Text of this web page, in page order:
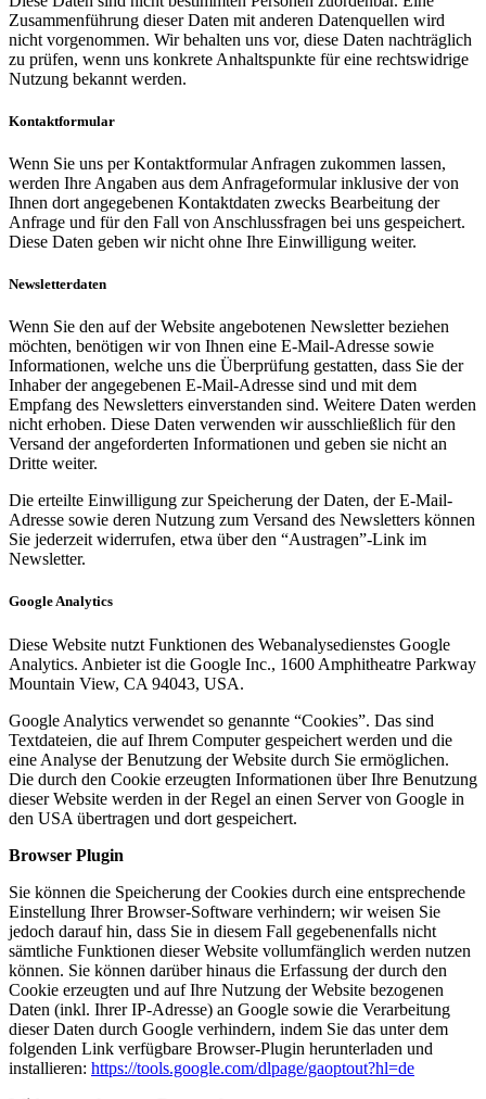
Zusammenführung dieser Daten mit anderen Datenquellen wird
nicht vorgenommen. Wir behalten uns vor, diese Daten nachträglich
zu prüfen, wenn uns konkrete Anhaltspunkte für eine rechtswidrige
Nutzung bekannt werden.
Kontaktformular
Wenn Sie uns per Kontaktformular Anfragen zukommen lassen,
werden Ihre Angaben aus dem Anfrageformular inklusive der von
Ihnen dort angegebenen Kontaktdaten zwecks Bearbeitung der
Anfrage und für den Fall von Anschlussfragen bei uns gespeichert.
Diese Daten geben wir nicht ohne Ihre Einwilligung weiter.
Newsletterdaten
Wenn Sie den auf der Website angebotenen Newsletter beziehen
möchten, benötigen wir von Ihnen eine E-Mail-Adresse sowie
Informationen, welche uns die Überprüfung gestatten, dass Sie der
Inhaber der angegebenen E-Mail-Adresse sind und mit dem
Empfang des Newsletters einverstanden sind. Weitere Daten werden
nicht erhoben. Diese Daten verwenden wir ausschließlich für den
Versand der angeforderten Informationen und geben sie nicht an
Dritte weiter.
Die erteilte Einwilligung zur Speicherung der Daten, der E-Mail-
Adresse sowie deren Nutzung zum Versand des Newsletters können
Sie jederzeit widerrufen, etwa über den “Austragen”-Link im
Newsletter.
Google Analytics
Diese Website nutzt Funktionen des Webanalysedienstes Google
Analytics. Anbieter ist die Google Inc., 1600 Amphitheatre Parkway
Mountain View, CA 94043, USA.
Google Analytics verwendet so genannte “Cookies”. Das sind
Textdateien, die auf Ihrem Computer gespeichert werden und die
eine Analyse der Benutzung der Website durch Sie ermöglichen.
Die durch den Cookie erzeugten Informationen über Ihre Benutzung
dieser Website werden in der Regel an einen Server von Google in
den USA übertragen und dort gespeichert.
Browser Plugin
Sie können die Speicherung der Cookies durch eine entsprechende
Einstellung Ihrer Browser-Software verhindern; wir weisen Sie
jedoch darauf hin, dass Sie in diesem Fall gegebenenfalls nicht
sämtliche Funktionen dieser Website vollumfänglich werden nutzen
können. Sie können darüber hinaus die Erfassung der durch den
Cookie erzeugten und auf Ihre Nutzung der Website bezogenen
Daten (inkl. Ihrer IP-Adresse) an Google sowie die Verarbeitung
dieser Daten durch Google verhindern, indem Sie das unter dem
folgenden Link verfügbare Browser-Plugin herunterladen und
installieren: https://tools.google.com/dlpage/gaoptout?hl=de